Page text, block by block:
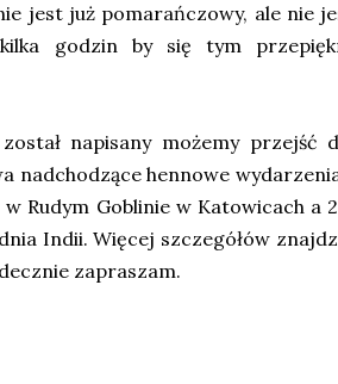
jest już pomarańczowy, ale nie
godzin by się tym
napisany możemy przejść
hennowe
Rudym Goblinie w Katowicach a
Indii. Więcej szczegółów
zapraszam.